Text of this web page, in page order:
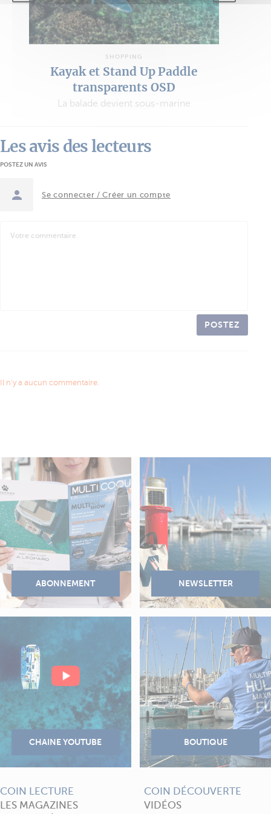
SHOPPING
Kayak et Stand Up Paddle
transparents OSD
La balade devient sous-marine
Les avis des lecteurs
POSTEZ UN AVIS
Se connecter / Créer un compte
POSTEZ
Il n'y a aucun commentaire.
COIN LECTURE
LES MAGAZINES
COIN DÉCOUVERTE
VIDÉOS